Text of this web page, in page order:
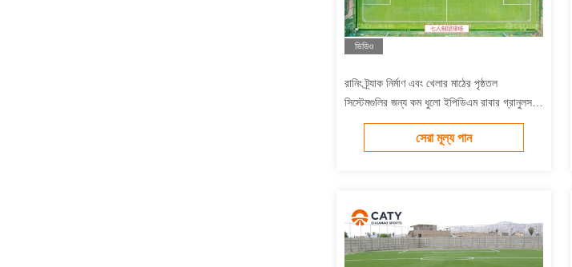
ভিডিও
রানিং ট্র্যাক নির্মাণ এবং খেলার মাঠের পৃষ্ঠতল
সিস্টেমগুলির জন্য কম ধুলো ইপিডিএম রাবার গ্রানুলস
ক্রীড়া কমপ্লেক্স ক্রীড়া মাঠ
সেরা মূল্য পান